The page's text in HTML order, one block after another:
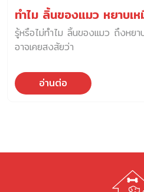
ทำไม ลิ้นของแมว หยาบเ
รู้หรือไม่ทำไม ลิ้นของแมว ถึงหยา
อาจเคยสงสัยว่า
อ่านต่อ